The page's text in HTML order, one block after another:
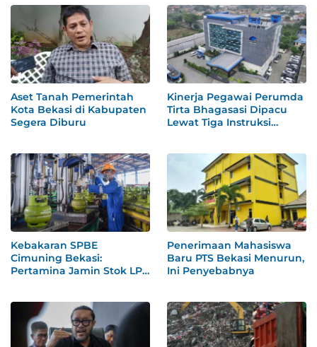
Aset Tanah Pemerintah
Kota Bekasi di Kabupaten
Segera Diburu
Kinerja Pegawai Perumda
Tirta Bhagasasi Dipacu
Lewat Tiga Instruksi
Kebakaran SPBE
Cimuning Bekasi:
Pertamina Jamin Stok LPG
Penerimaan Mahasiswa
Baru PTS Bekasi Menurun,
Ini Penyebabnya